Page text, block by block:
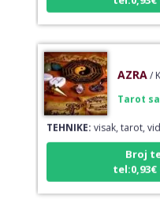
/
Tarot
TEHNIKE:visak, tarot,
Broj